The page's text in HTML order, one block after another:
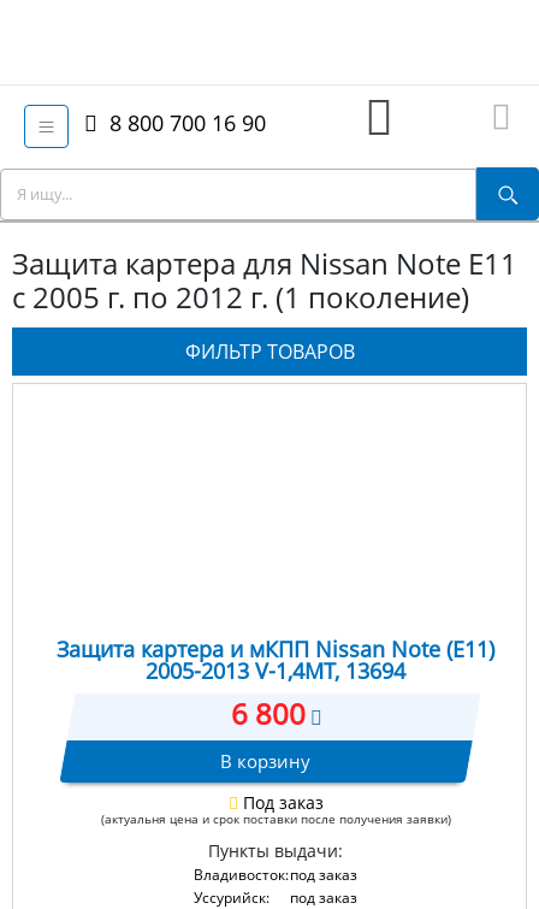
8 800 700 16 90
Защита картера для Nissan Note E11
с 2005 г. по 2012 г. (1 поколение)
ФИЛЬТР ТОВАРОВ
Защита картера и мКПП Nissan Note (E11)
2005-2013 V-1,4MT, 13694
6 800
В корзину
Под заказ
(актуальня цена и срок поставки после получения заявки)
Пункты выдачи:
Владивосток:под заказ
Уссурийск:
под заказ